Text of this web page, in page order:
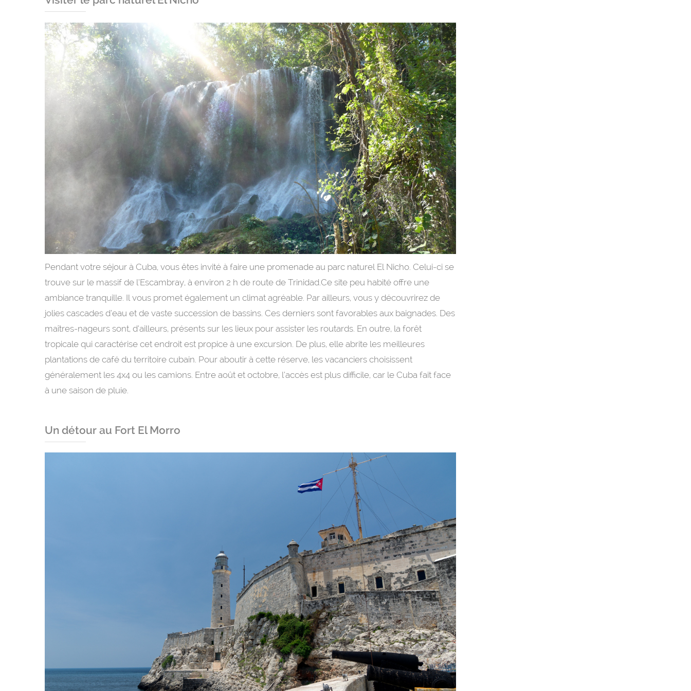
Pendant votre séjour à Cuba, vous êtes invité à faire une promenade au parc naturel El Nicho. Celui-ci se
trouve sur le massif de l’Escambray, à environ 2 h de route de Trinidad.Ce site peu habité offre une
ambiance tranquille. Il vous promet également un climat agréable. Par ailleurs, vous y découvrirez de
jolies cascades d’eau et de vaste succession de bassins. Ces derniers sont favorables aux baignades. Des
maîtres-nageurs sont, d’ailleurs, présents sur les lieux pour assister les routards. En outre, la forêt
tropicale qui caractérise cet endroit est propice à une excursion. De plus, elle abrite les meilleures
plantations de café du territoire cubain. Pour aboutir à cette réserve, les vacanciers choisissent
généralement les 4x4 ou les camions. Entre août et octobre, l’accès est plus difficile, car le Cuba fait face
à une saison de pluie.
Un détour au Fort El Morro